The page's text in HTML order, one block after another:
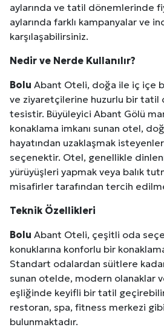
aylarında ve tatil dönemlerinde
aylarında farklı kampanyalar ve
karşılaşabilirsiniz.
Nedir ve Nerde Kullanılır?
Bolu Abant Oteli, doğa ile iç içe
ve ziyaretçilerine huzurlu bir tatil
tesistir. Büyüleyici Abant Gölü
konaklama imkanı sunan otel,
hayatından uzaklaşmak
seçenektir. Otel, genellikle
yürüyüşleri yapmak veya balık
misafirler tarafından tercih
Teknik Özellikleri
Bolu Abant Oteli, çeşitli oda
konuklarına konforlu bir
Standart odalardan süitlere
sunan otelde, modern olanaklar
eşliğinde keyifli bir tatil
restoran, spa, fitness merkezi
bulunmaktadır.